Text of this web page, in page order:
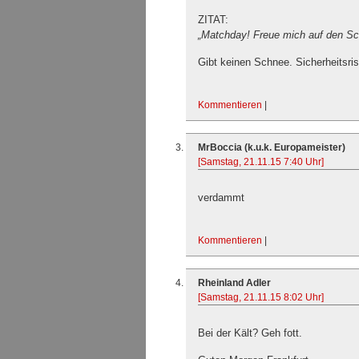
ZITAT:
„Matchday! Freue mich auf den
Gibt keinen Schnee.
Kommentieren |
MrBoccia (k.u.k. Europameister)
[Samstag, 21.11.15 7:40 Uhr]
verdammt
Kommentieren |
Rheinland Adler
[Samstag, 21.11.15 8:02 Uhr]
Bei der Kält? Geh fott.